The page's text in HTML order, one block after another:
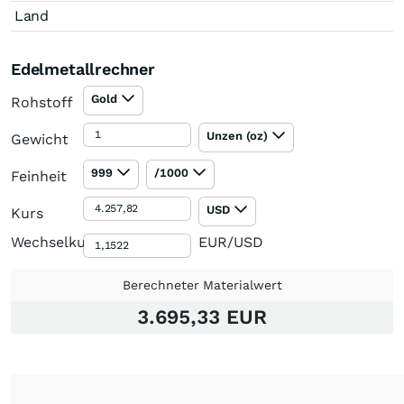
Land
Edelmetallrechner
Rohstoff Gold
Gewicht Unzen (oz)
Feinheit 999 /1000
Kurs USD
Wechselkurs EUR/USD
Berechneter Materialwert
3.695,33 EUR